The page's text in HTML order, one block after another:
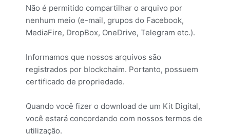
Não é permitido compartilhar o arquivo por
nenhum meio (e-mail, grupos do Facebook,
MediaFire, DropBox, OneDrive, Telegram etc.).
Informamos que nossos arquivos são
registrados por blockchaim. Portanto, possuem
certificado de propriedade.
Quando você fizer o download de um Kit Digital,
você estará concordando com nossos termos de
utilização.